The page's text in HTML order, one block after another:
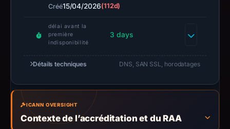
summarizes
bound
live
guarantee.
interacting
Créé15/04/2026(112d)
délai avant la
première
indisponibilité
3 days
Détails techniques DNS, SAN SSL, horodatages
ICANN OVERSIGHT
Contexte de l’accréditation et du RAA